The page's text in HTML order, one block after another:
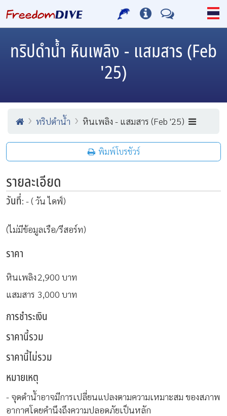
ทริปดำน้ำ หินเพลิง - แสมสาร (Feb
'25)
ทริปดำน้ำ หินเพลิง - แสมสาร (Feb '25)
พิมพ์โบรชัวร์
รายละเอียด
วันที่: - ( วัน ไดฟ์)
(ไม่มีข้อมูลเรือ/รีสอร์ท)
ราคา
หินเพลิง2,900 บาท
แสมสาร 3,000 บาท
การชำระเงิน
ราคานี้รวม
ราคานี้ไม่รวม
หมายเหตุ
- จุดดำน้ำอาจมีการเปลี่ยนแปลงตามความเหมาะสม ของสภาพ
อากาศโดยคำนึงถึงความปลอดภัยเป็นหลัก